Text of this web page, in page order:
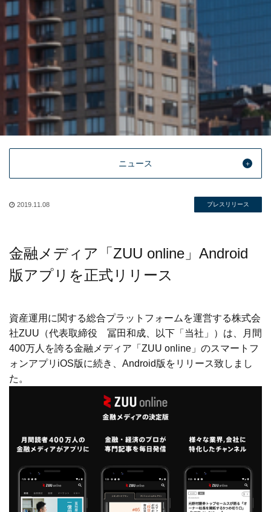
ニュース
2019.11.08 プレスリリース
金融メディア「ZUU online」Android
版アプリを正式リリース
資産運用に関する総合プラットフォームを運営する株式会
社ZUU（代表取締役 冨田和成、以下「当社」）は、月間
400万人を誇る金融メディア「ZUU online」のスマートフ
ォンアプリiOS版に続き、Android版をリリース致しまし
た。